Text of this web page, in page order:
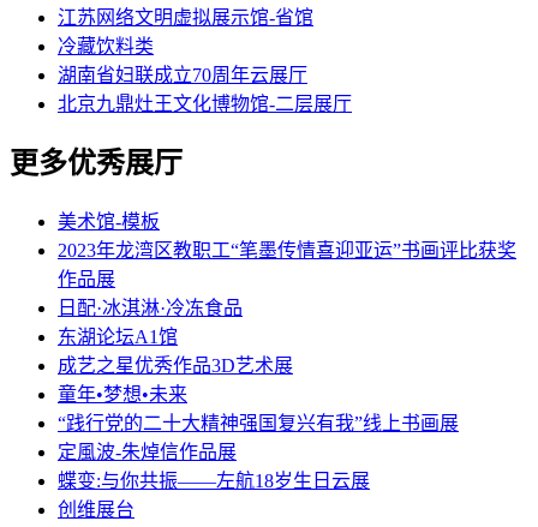
江苏网络文明虚拟展示馆-省馆
冷藏饮料类
湖南省妇联成立70周年云展厅
北京九鼎灶王文化博物馆-二层展厅
更多优秀展厅
美术馆-模板
2023年龙湾区教职工“笔墨传情喜迎亚运”书画评比获奖
作品展
日配·冰淇淋·冷冻食品
东湖论坛A1馆
成艺之星优秀作品3D艺术展
童年•梦想•未来
“践行党的二十大精神强国复兴有我”线上书画展
定風波-朱焯信作品展
蝶变:与你共振——左航18岁生日云展
创维展台